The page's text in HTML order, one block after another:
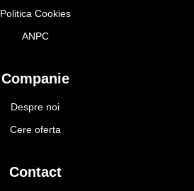
Politica Cookies
ANPC
Companie
Despre noi
Cere oferta
Contact